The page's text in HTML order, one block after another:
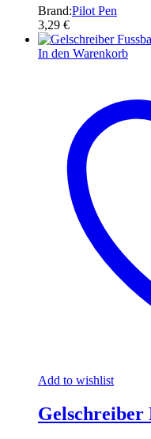
Brand:Pilot Pen
3,29 €
In den Warenkorb
Add to wishlist
Gelschreiber